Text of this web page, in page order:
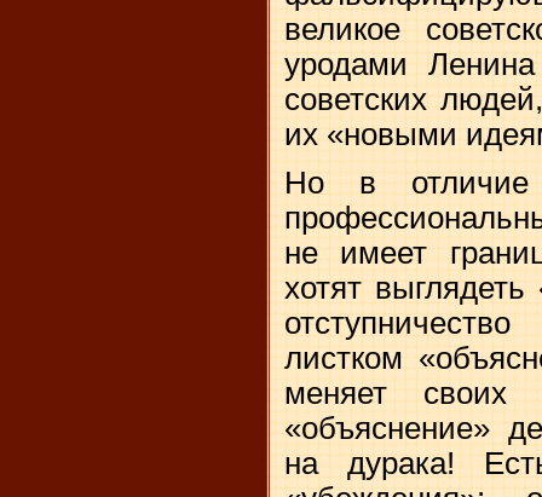
великое
уродами
советских
их «новыми
Но в отличие
не имеет
хотят
листком
меняет своих
«объяснение»
на дурака!